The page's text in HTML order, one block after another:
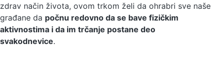
zdrav način života, ovom trkom želi da ohrabri sve naše
građane da počnu redovno da se bave fizičkim
aktivnostima i da im trčanje postane deo
svakodnevice.